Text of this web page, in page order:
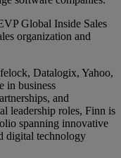
Global Inside Sales
organization and
Datalogix, Yahoo,
in business
and
leadership roles, Finn is
spanning innovative
digital technology